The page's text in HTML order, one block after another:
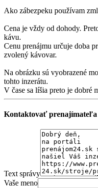
Ako zábezpeku používam
Cena je vždy od dohody.
kávu.
Cenu prenájmu určuje doba
zvolený kávovar.
Na obrázku sú vyobrazené
tohto inzerátu.
V čase sa líšia preto je dobré
Kontaktovať prenajímateľa
Text správy
Vaše meno